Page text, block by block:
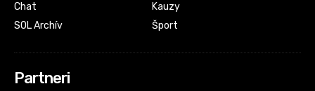
Chat
SOL Archív
Kauzy
Šport
Partneri